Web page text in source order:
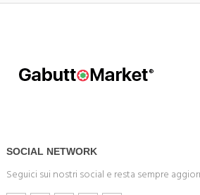
SOCIAL NETWORK
Seguici sui nostri social e resta sempre